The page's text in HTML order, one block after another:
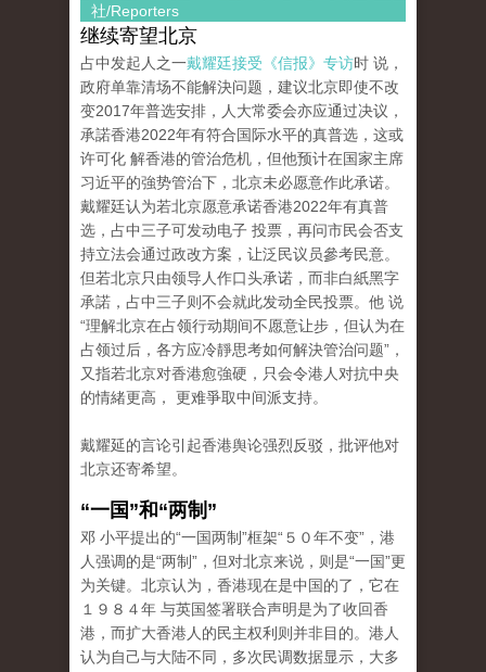
社/Reporters
继续寄望北京
占中发起人之一戴耀廷接受《信报》专访时 说，
政府单靠清场不能解決问题，建议北京即使不改
变2017年普选安排，人大常委会亦应通过决议，
承諾香港2022年有符合国际水平的真普选，这或
许可化 解香港的管治危机，但他预计在国家主席
习近平的強势管治下，北京未必愿意作此承诺。
戴耀廷认为若北京愿意承诺香港2022年有真普
选，占中三子可发动电子 投票，再问市民会否支
持立法会通过政改方案，让泛民议员參考民意。
但若北京只由领导人作口头承诺，而非白紙黑字
承諾，占中三子则不会就此发动全民投票。他 说
“理解北京在占领行动期间不愿意让步，但认为在
占领过后，各方应冷靜思考如何解決管治问题”，
又指若北京对香港愈強硬，只会令港人对抗中央
的情緒更高， 更难爭取中间派支持。
戴耀延的言论引起香港舆论强烈反驳，批评他对
北京还寄希望。
“一国”和“两制”
邓 小平提出的“一国两制”框架“５０年不变”，港
人强调的是“两制”，但对北京来说，则是“一国”更
为关键。北京认为，香港现在是中国的了，它在
１９８４年 与英国签署联合声明是为了收回香
港，而扩大香港人的民主权利则并非目的。港人
认为自己与大陆不同，多次民调数据显示，大多